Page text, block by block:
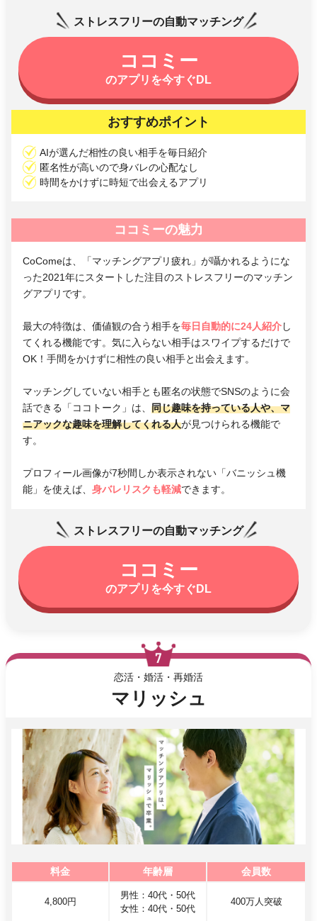
ストレスフリーの自動マッチング
ココミー
のアプリを今すぐDL
おすすめポイント
AIが選んだ相性の良い相手を毎日紹介
匿名性が高いので身バレの心配なし
時間をかけずに時短で出会えるアプリ
ココミーの魅力
CoComeは、「マッチングアプリ疲れ」が囁かれるようにな
った2021年にスタートした注目のストレスフリーのマッチン
グアプリです。
最大の特徴は、価値観の合う相手を毎日自動的に24人紹介し
てくれる機能です。気に入らない相手はスワイプするだけで
OK！手間をかけずに相性の良い相手と出会えます。
マッチングしていない相手とも匿名の状態でSNSのように会
話できる「ココトーク」は、 同じ趣味を持っている人や、マ
ニアックな趣味を理解してくれる人が見つけられる機能で
す。
プロフィール画像が7秒間しか表示されない「バニッシュ機
能」を使えば、 身バレリスクも軽減できます。
ストレスフリーの自動マッチング
ココミー
のアプリを今すぐDL
恋活・婚活・再婚活
マリッシュ
料金 年齢層 会員数
4,800円
男性：40代・50代
女性：40代・50代
400万人突破